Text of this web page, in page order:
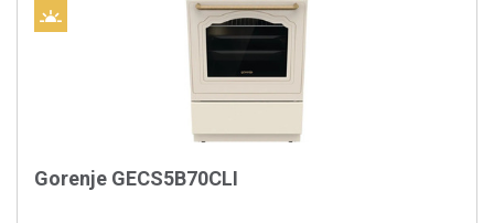
Gorenje GECS5B70CLI